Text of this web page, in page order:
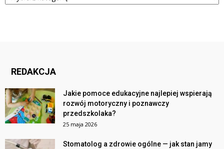
REDAKCJA
Jakie pomoce edukacyjne najlepiej wspierają
rozwój motoryczny i poznawczy
przedszkolaka?
25 maja 2026
Stomatolog a zdrowie ogólne — jak stan jamy